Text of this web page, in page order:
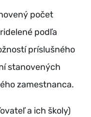
počet
podľa
príslušného
stanovených
zamestnanca.
a ich školy)